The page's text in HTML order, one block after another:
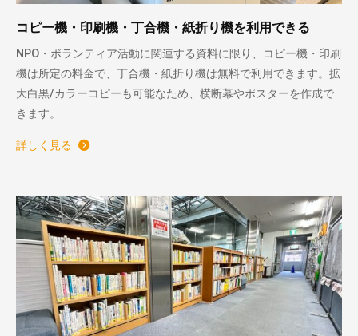
コピー機・印刷機・丁合機・紙折り機を利用できる
NPO・ボランティア活動に関連する資料に限り、コピー機・印刷
機は所定の料金で、丁合機・紙折り機は無料で利用できます。拡
大白黒/カラーコピーも可能なため、横断幕やポスターを作成で
きます。
詳しく見る